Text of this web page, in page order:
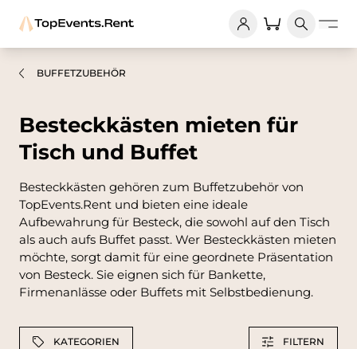
BUFFETZUBEHÖR
Besteckkästen mieten für
Tisch und Buffet
Besteckkästen gehören zum Buffetzubehör von
TopEvents.Rent und bieten eine ideale
Aufbewahrung für Besteck, die sowohl auf den Tisch
als auch aufs Buffet passt. Wer Besteckkästen mieten
möchte, sorgt damit für eine geordnete Präsentation
von Besteck. Sie eignen sich für Bankette,
Firmenanlässe oder Buffets mit Selbstbedienung.
KATEGORIEN FILTERN